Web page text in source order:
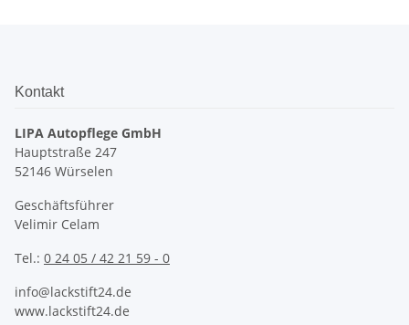
Kontakt
LIPA Autopflege GmbH
Hauptstraße 247
52146 Würselen
Geschäftsführer
Velimir Celam
Tel.: 0 24 05 / 42 21 59 - 0
info@lackstift24.de
www.lackstift24.de